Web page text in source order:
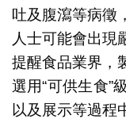
吐及腹瀉等病徵
人士可能會出現
提醒食品業界，
選用“可供生食”
以及展示等過程